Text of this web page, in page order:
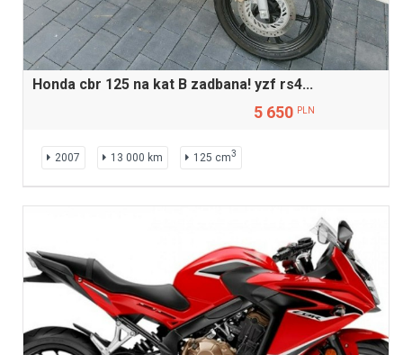
Honda cbr 125 na kat B zadbana! yzf rs4...
5 650 PLN
2007 13 000 km 125 cm3